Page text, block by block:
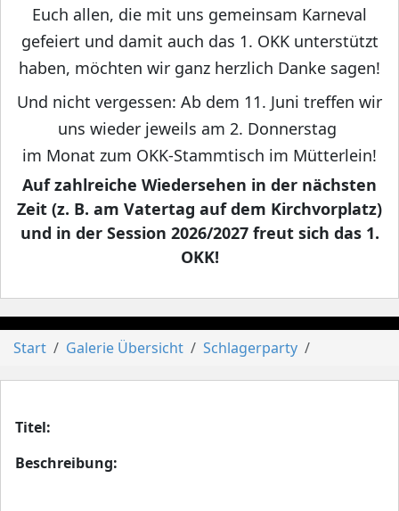
Euch allen, die mit uns gemeinsam Karneval
gefeiert und damit auch das 1. OKK unterstützt
haben, möchten wir ganz herzlich Danke sagen!
Und nicht vergessen: Ab dem 11. Juni treffen wir
uns wieder jeweils am 2. Donnerstag
im Monat zum OKK-Stammtisch im Mütterlein!
Auf zahlreiche Wiedersehen in der nächsten
Zeit (z. B. am Vatertag auf dem Kirchvorplatz)
und in der Session 2026/2027 freut sich das 1.
OKK!
Start Galerie Übersicht Schlagerparty
Titel:
Beschreibung: